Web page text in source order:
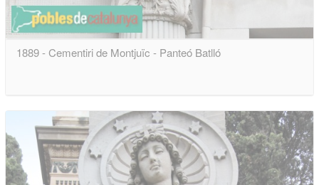
1889 - Cementiri de Montjuïc - Panteó Batlló